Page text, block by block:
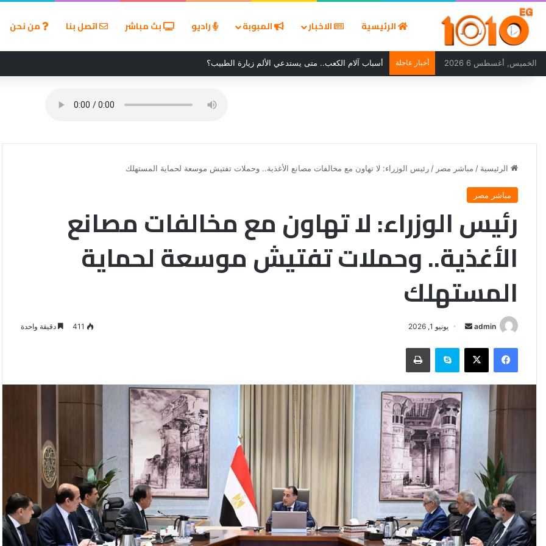
الرئيسية الاخبار المبوبة راديو بث مباشر اتصل بنا من نحن
الخميس, أغسطس 6 2026 أخبار عاجلة أسعار الذهب في البحرين اليوم الأربعاء 5 أغسطس 2026
الرئيسية / مباشر مصر / رئيس الوزراء: لا تهاون مع مخالفات مصانع الأغذية.. وحملات تفتيش موسعة لحماية المستهلك
مباشر مصر
رئيس الوزراء: لا تهاون مع مخالفات مصانع
الأغذية.. وحملات تفتيش موسعة لحماية
المستهلك
admin
أرسل
إلكترونيا
يونيو 1, 2026 411 دقيقة واحدة
فيسبوك ‫X سكايب طباعة